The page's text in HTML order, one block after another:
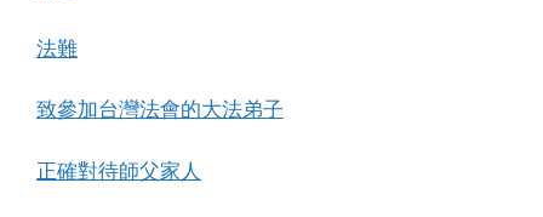
法難
致參加台灣法會的大法弟子
正確對待師父家人